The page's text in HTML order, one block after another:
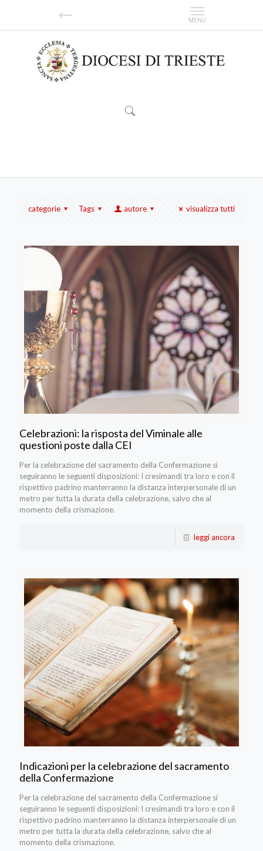
categorie Tags autore visualizza tutti
Celebrazioni: la risposta del Viminale alle
questioni poste dalla CEI
Per la celebrazione del sacramento della Confermazione si
seguiranno le seguenti disposizioni: I cresimandi tra loro e con il
rispettivo padrino manterranno la distanza interpersonale di un
metro per tutta la durata della celebrazione, salvo che al
momento della crismazione.
leggi ancora
Indicazioni per la celebrazione del sacramento
della Confermazione
Per la celebrazione del sacramento della Confermazione si
seguiranno le seguenti disposizioni: I cresimandi tra loro e con il
rispettivo padrino manterranno la distanza interpersonale di un
metro per tutta la durata della celebrazione, salvo che al
momento della crismazione.